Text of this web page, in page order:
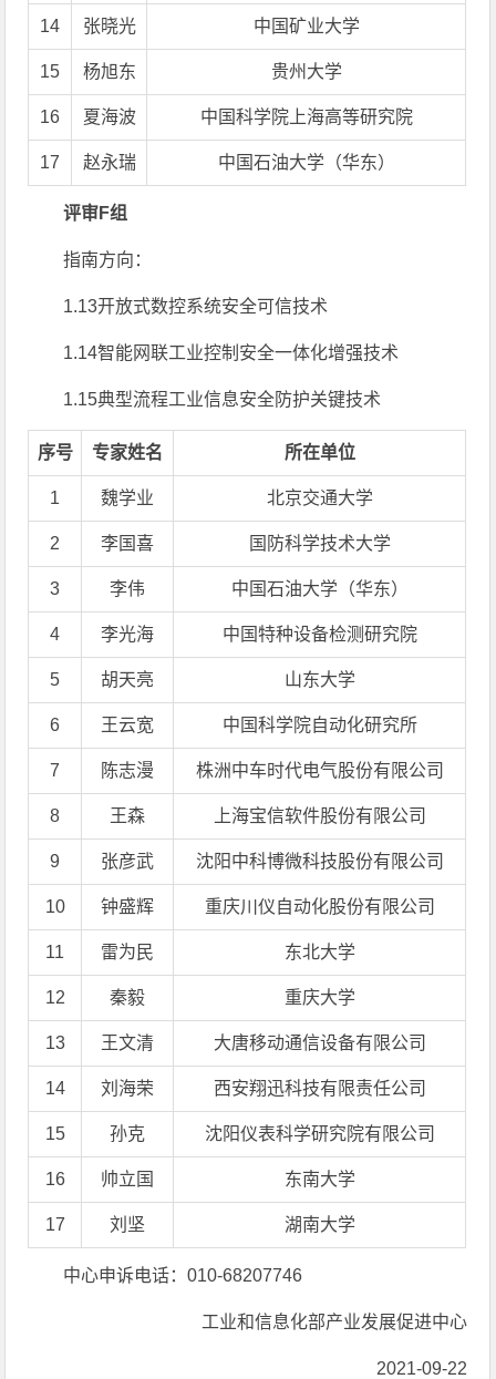
14 张晓光 中国矿业大学
15 杨旭东 贵州大学
16 夏海波 中国科学院上海高等研究院
17 赵永瑞 中国石油大学（华东）
评审F组
指南方向：
1.13开放式数控系统安全可信技术
1.14智能网联工业控制安全一体化增强技术
1.15典型流程工业信息安全防护关键技术
序号 专家姓名 所在单位
1 魏学业 北京交通大学
2 李国喜 国防科学技术大学
3 李伟 中国石油大学（华东）
4 李光海 中国特种设备检测研究院
5 胡天亮 山东大学
6 王云宽 中国科学院自动化研究所
7 陈志漫 株洲中车时代电气股份有限公司
8 王森 上海宝信软件股份有限公司
9 张彦武 沈阳中科博微科技股份有限公司
10 钟盛辉 重庆川仪自动化股份有限公司
11 雷为民 东北大学
12 秦毅 重庆大学
13 王文清 大唐移动通信设备有限公司
14 刘海荣 西安翔迅科技有限责任公司
15 孙克 沈阳仪表科学研究院有限公司
16 帅立国 东南大学
17 刘坚 湖南大学
​​​​​​​中心申诉电话：010-68207746
工业和信息化部产业发展促进中心
2021-09-22